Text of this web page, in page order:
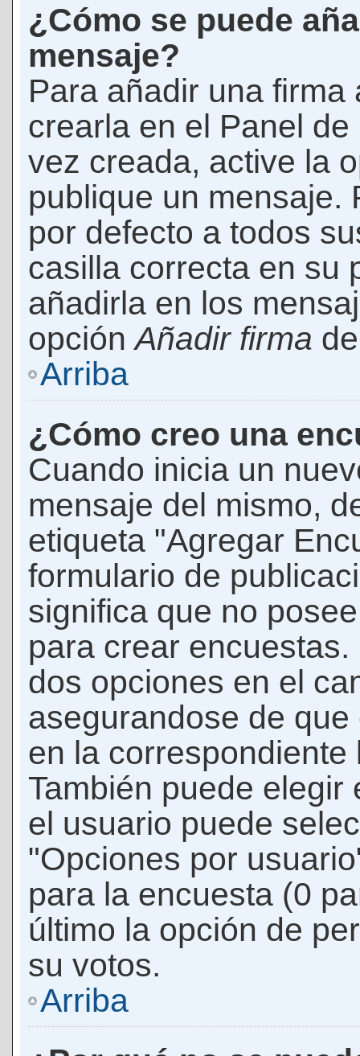
¿Cómo se puede
mensaje?
Para añadir una
crearla en el Panel
vez creada, active la
publique un mensaje.
por defecto a todos
casilla correcta en su
añadirla en los
opciónAñadir firma
Arriba
¿Cómo creo una
Cuando inicia un
mensaje del mismo,
etiqueta "Agregar
formulario de
significa que no
para crear
dos opciones en el
asegurandose de
en la
También puede
el usuario puede
"Opciones por
para la encuesta (0
último la opción de
su votos.
Arriba